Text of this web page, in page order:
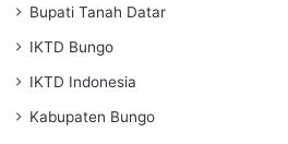
Bupati Tanah Datar
IKTD Bungo
IKTD Indonesia
Kabupaten Bungo